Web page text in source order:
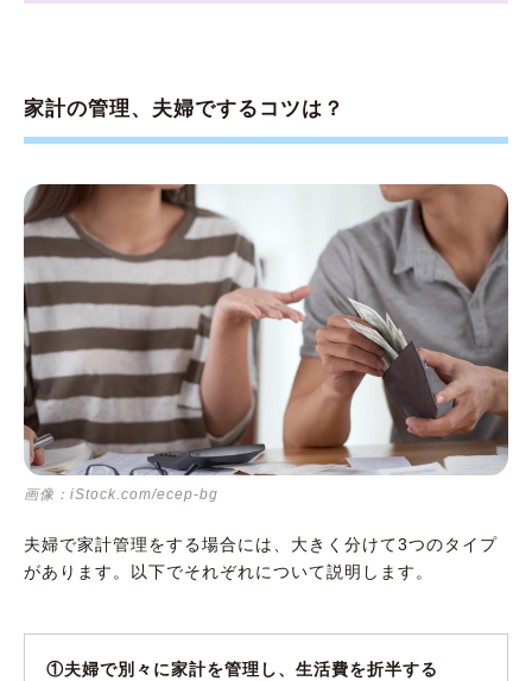
家計の管理、夫婦でするコツは？
画像：iStock.com/ecep-bg
夫婦で家計管理をする場合には、大きく分けて3つのタイプ
があります。以下でそれぞれについて説明します。
①夫婦で別々に家計を管理し、生活費を折半する